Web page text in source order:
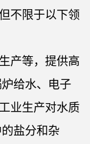
不限于以下领
产等，提供高
给水、电子
业生产对水质
盐分和杂